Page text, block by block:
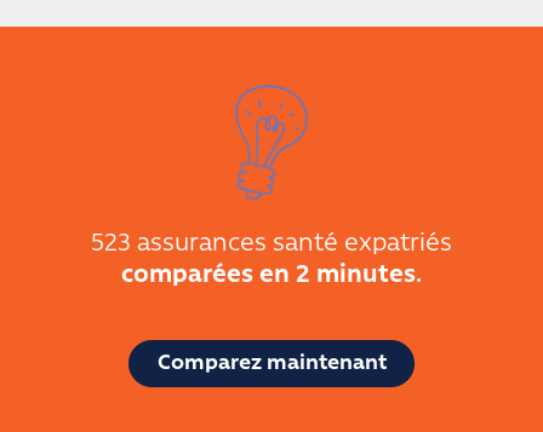
523 assurances santé expatriés
comparées en 2 minutes.
Comparez maintenant